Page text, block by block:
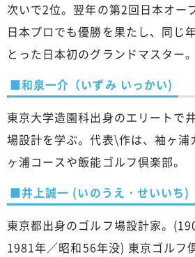
次いで2位。翌年の第2回日本オー
日本プロでも優勝を果たし、同じ
とった日本初のグランドマスター。
■和泉一介（いずみ いっかい)
東京大学造園科出身のエリートで
場設計を学ぶ。代表\作は、袖ヶ浦
ヶ浦コースや飯能ゴルフ倶楽部。
■井上誠一 (いのうえ・せいいち)
東京都出身のゴルフ場設計家。
1981年／昭和56年没) 東京ゴルフ